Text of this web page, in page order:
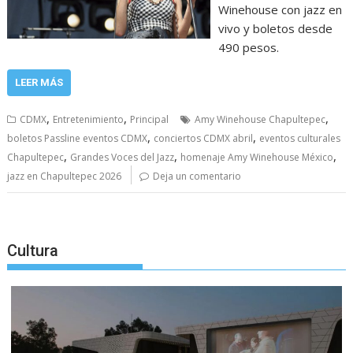
Winehouse con jazz en
vivo y boletos desde
490 pesos.
LEER MÁS
CDMX, Entretenimiento, Principal Amy Winehouse Chapultepec,
boletos Passline eventos CDMX, conciertos CDMX abril, eventos culturales
Chapultepec, Grandes Voces del Jazz, homenaje Amy Winehouse México,
jazz en Chapultepec 2026 Deja un comentario
Cultura